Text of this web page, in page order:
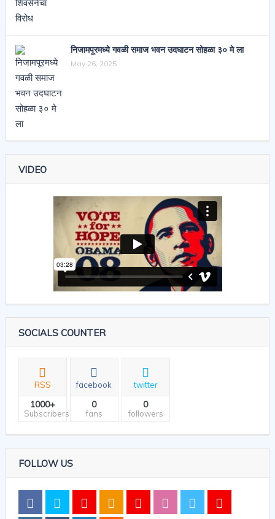
निजामपूरमध्ये गवळी समाज भवन उदघाटन सोहळा ३० मे ला
May 26, 2025
VIDEO
SOCIALS COUNTER
RSS
1000+
Subscribers
facebook
0
fans
twitter
0
followers
FOLLOW US